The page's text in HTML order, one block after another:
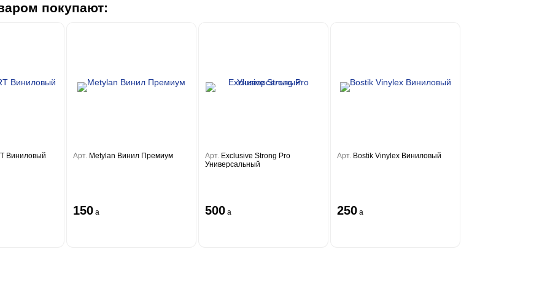
покупают:
Виниловый Арт. Metylan Винил Премиум
150 a
Арт. Exclusive Strong Pro
Универсальный
500 a
Арт. Bostik Vinylex Виниловый
250 a